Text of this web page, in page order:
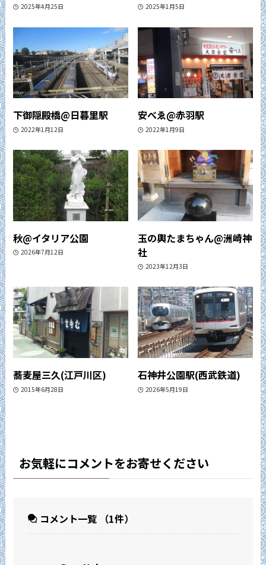
2025年4月25日 2025年1月5日
下御隠殿橋@日暮里駅
2022年1月12日
安べゑ@赤羽駅
2022年1月9日
秋@イタリア公園
2026年7月12日
玉の輿たまちゃん@洲崎神
社
2023年12月3日
蕎麦屋三久(江戸川区)
2015年6月28日
石神井公園駅(西武鉄道)
2026年5月19日
お気軽にコメントをお寄せください
コメント一覧 （1件）